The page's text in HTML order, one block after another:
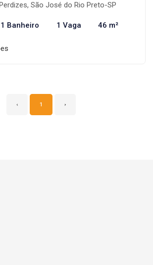
São José do Rio Preto-SP
1 Banheiro 1 Vaga 46 m²
‹ 1 ›